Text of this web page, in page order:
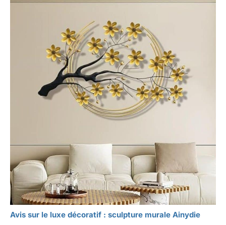
Avis sur le luxe décoratif : sculpture murale Ainydie